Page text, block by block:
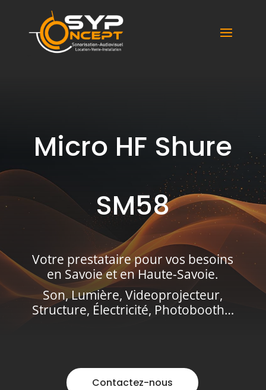
Micro HF Shure
SM58
Votre prestataire pour vos besoins
en Savoie et en Haute-Savoie.
Son, Lumière, Videoprojecteur,
Structure, Électricité, Photobooth…
Contactez-nous